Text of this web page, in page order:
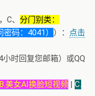
，C、 分门别类：
码：4041） ）：
点击
时回复您邮箱）或QQ
B.美女AI换脸短视频 | C.